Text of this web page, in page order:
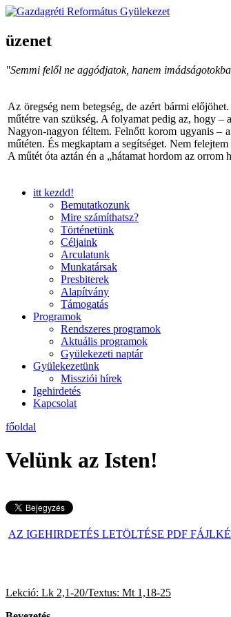
üzenet
"Semmi felől ne aggódjatok, hanem
Az öregség nem betegség, de azért bármi
műtétre van szükség. A folyamat pedig az, hogy
Nagyon-nagyon féltem. Felnőtt korom ugyanis –
műtéten. És megkaptam a segítséget. Nem
A műtét óta aztán én a „hátamat hordom az orrom
itt kezdd!
Bemutatkozunk
Mire számíthatsz?
Történetünk
Céljaink
Arculatunk
Munkatársak
Presbiterek
Alapítvány
Támogatás
Programok
Rendszeres programok
Aktuális programok
Gyülekezeti naptár
Gyülekezetünk
Missziói hírek
Igehirdetés
Kapcsolat
főoldal
Velünk az Isten!
AZ IGEHIRDETÉS LETÖLTÉSE PDF
Lekció: Lk 2,1-20/Textus: Mt 1,18-25